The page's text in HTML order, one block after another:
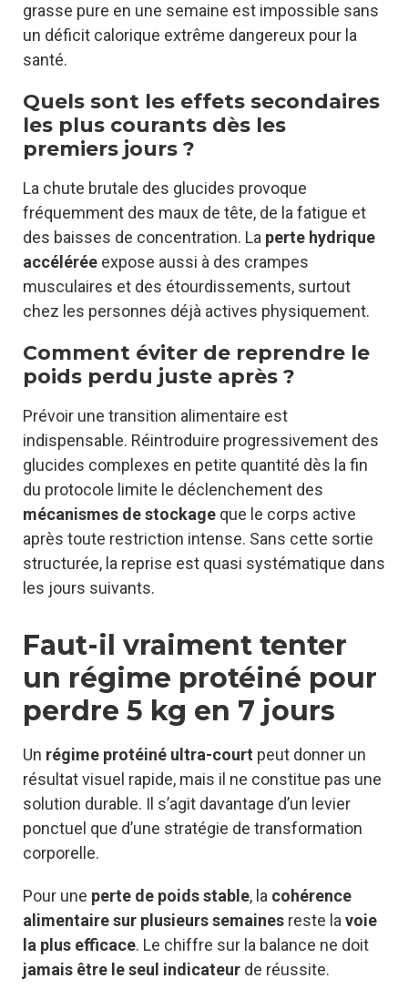
grasse pure en une semaine est impossible sans
un déficit calorique extrême dangereux pour la
santé.
Quels sont les effets secondaires
les plus courants dès les
premiers jours ?
La chute brutale des glucides provoque
fréquemment des maux de tête, de la fatigue et
des baisses de concentration. La perte hydrique
accélérée expose aussi à des crampes
musculaires et des étourdissements, surtout
chez les personnes déjà actives physiquement.
Comment éviter de reprendre le
poids perdu juste après ?
Prévoir une transition alimentaire est
indispensable. Réintroduire progressivement des
glucides complexes en petite quantité dès la fin
du protocole limite le déclenchement des
mécanismes de stockage que le corps active
après toute restriction intense. Sans cette sortie
structurée, la reprise est quasi systématique dans
les jours suivants.
Faut-il vraiment tenter
un régime protéiné pour
perdre 5 kg en 7 jours
Un régime protéiné ultra-court peut donner un
résultat visuel rapide, mais il ne constitue pas une
solution durable. Il s’agit davantage d’un levier
ponctuel que d’une stratégie de transformation
corporelle.
Pour une perte de poids stable, la cohérence
alimentaire sur plusieurs semaines reste la voie
la plus efficace. Le chiffre sur la balance ne doit
jamais être le seul indicateur de réussite.